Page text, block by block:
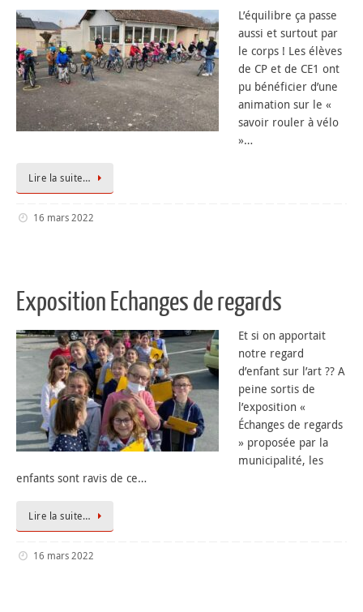
L’équilibre ça passe
aussi et surtout par
le corps ! Les élèves
de CP et de CE1 ont
pu bénéficier d’une
animation sur le «
savoir rouler à vélo
»…
Lire la suite…
16 mars 2022
Exposition Echanges de regards
Et si on apportait
notre regard
d’enfant sur l’art ?? A
peine sortis de
l’exposition «
Échanges de regards
» proposée par la
municipalité, les
enfants sont ravis de ce…
Lire la suite…
16 mars 2022